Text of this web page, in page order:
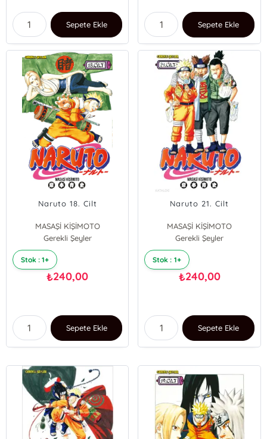
Sepete Ekle Sepete Ekle
Naruto 18. Cilt
MASAŞİ KİŞİMOTO
Gerekli Şeyler
Stok : 1+
₺240,00
Sepete Ekle
Naruto 21. Cilt
MASAŞİ KİŞİMOTO
Gerekli Şeyler
Stok : 1+
₺240,00
Sepete Ekle